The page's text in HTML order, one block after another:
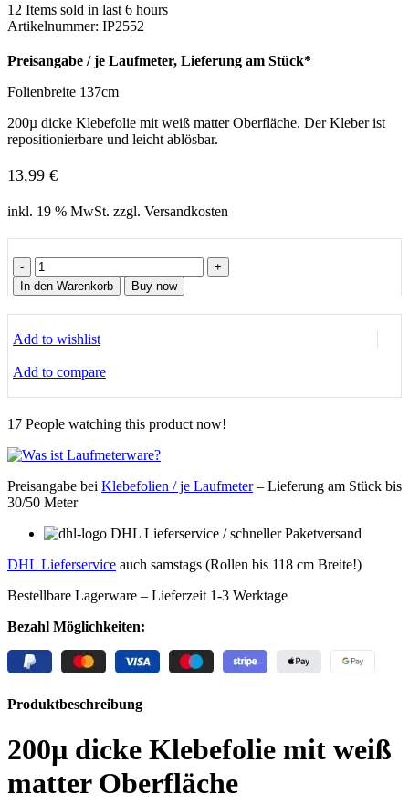
12 Items sold in last 6 hours
Artikelnummer: IP2552
Preisangabe / je Laufmeter, Lieferung am Stück*
Folienbreite 137cm
200µ dicke Klebefolie mit weiß matter Oberfläche. Der Kleber ist
repositionierbare und leicht ablösbar.
13,99 €
inkl. 19 % MwSt. zzgl. Versandkosten
200µ
dicke
Klebefolie
weiß
Menge
In den Warenkorb Buy now
Add to wishlist
Add to compare
17 People watching this product now!
Preisangabe bei Klebefolien / je Laufmeter– Lieferung am Stück bis
30/50 Meter
DHL Lieferservice / schneller Paketversand
DHL Lieferservice auch samstags (Rollen bis 118 cm Breite!)
Bestellbare Lagerware – Lieferzeit 1-3 Werktage
Bezahl Möglichkeiten:
Produktbeschreibung
200µ dicke Klebefolie mit weiß
matter Oberfläche